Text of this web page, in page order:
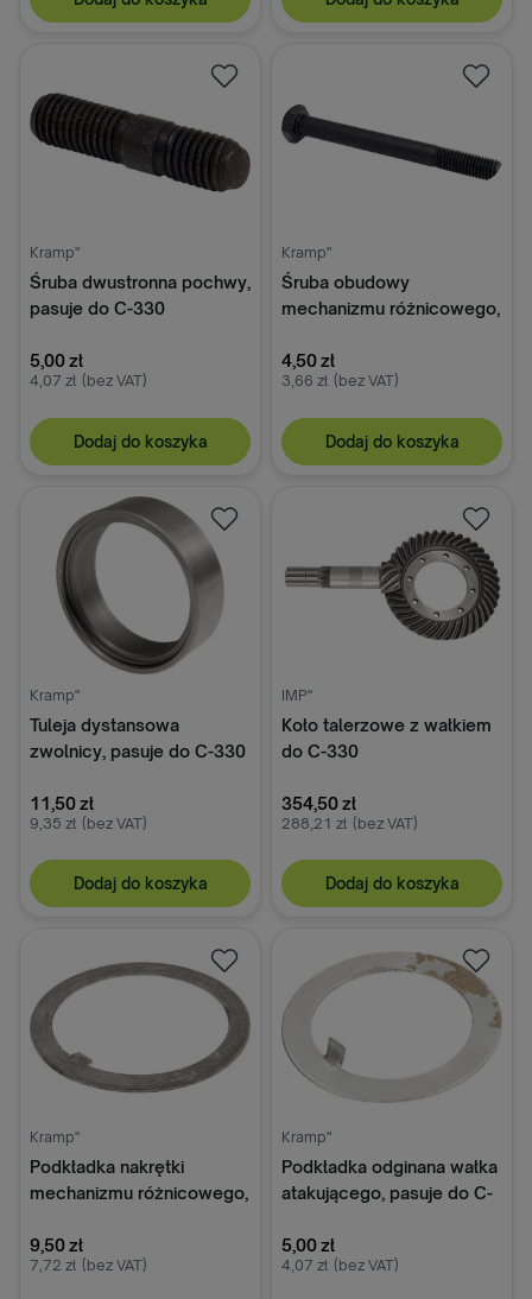
Kramp"
Śruba dwustronna pochwy,
pasuje do C-330
5,00 zł
4,07 zł (bez VAT)
Dodaj do koszyka
Kramp"
Śruba obudowy
mechanizmu różnicowego,
4,50 zł
3,66 zł (bez VAT)
Dodaj do koszyka
Kramp"
Tuleja dystansowa
zwolnicy, pasuje do C-330
11,50 zł
9,35 zł (bez VAT)
Dodaj do koszyka
IMP"
Koło talerzowe z wałkiem
do C-330
42251050
354,50 zł
288,21 zł (bez VAT)
Dodaj do koszyka
Kramp"
Podkładka nakrętki
mechanizmu różnicowego,
9,50 zł
7,72 zł (bez VAT)
Kramp"
Podkładka odginana wałka
atakującego, pasuje do C-
5,00 zł
4,07 zł (bez VAT)